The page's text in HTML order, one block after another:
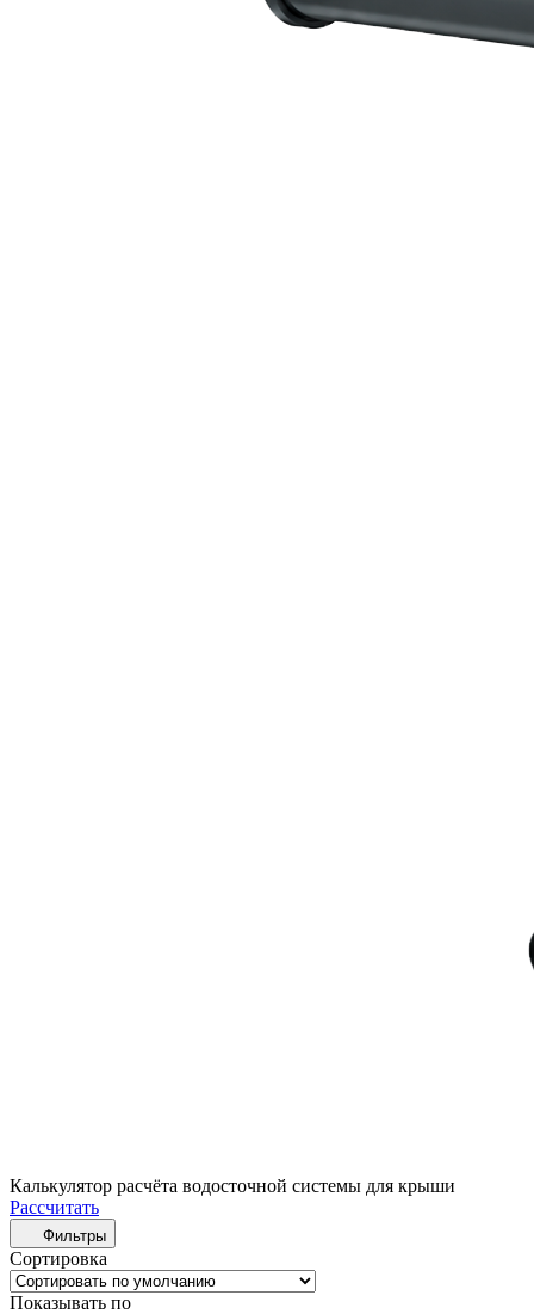
Калькулятор расчёта водосточной системы для крыши
Рассчитать
Фильтры
Сортировка
Показывать по